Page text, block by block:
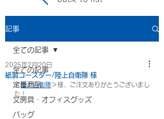
記事
全ての記事
定番商品
文房具・オフィスグッズ
バッグ
全ての記事
紙製コースター/陸上自衛隊 様
2025年2月20日
＜陸上自衛隊 ＞様、ご注文ありがとうございまし
た！